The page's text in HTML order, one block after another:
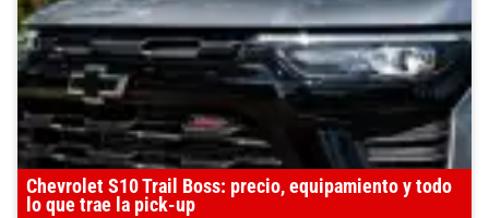
Chevrolet S10 Trail Boss: precio, equipamiento y todo
lo que trae la pick-up